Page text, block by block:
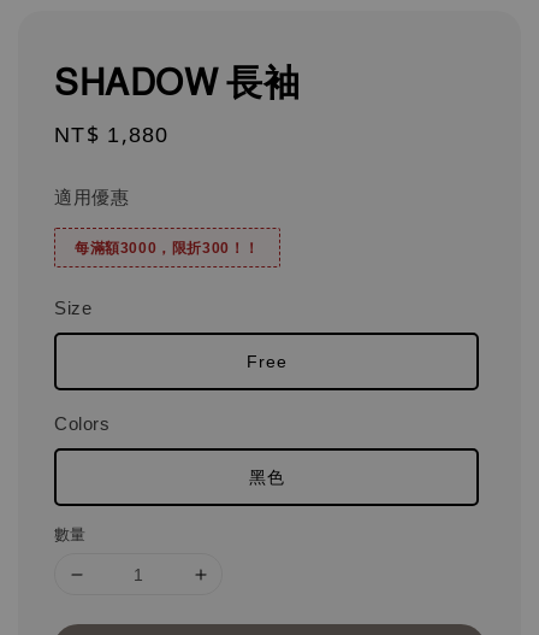
SHADOW 長袖
Regular
NT$ 1,880
適用優惠
每滿額3000，限折300！！
Size
Free
Colors
黑色
數量